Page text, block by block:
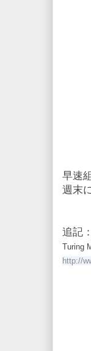
早速
週末
追記
Turing
http://